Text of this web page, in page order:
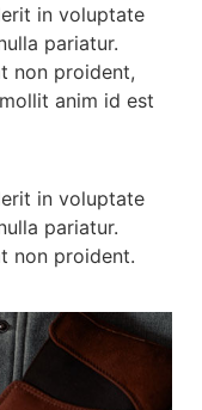
in voluptate
pariatur.
non proident,
anim id est
in voluptate
pariatur.
non proident.